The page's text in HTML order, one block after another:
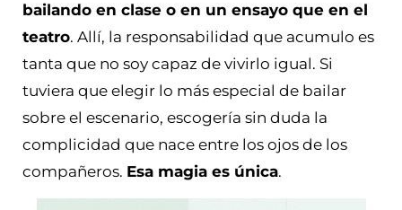
bailando en clase o en un ensayo que en el
teatro. Allí, la responsabilidad que acumulo es
tanta que no soy capaz de vivirlo igual. Si
tuviera que elegir lo más especial de bailar
sobre el escenario, escogería sin duda la
complicidad que nace entre los ojos de los
compañeros. Esa magia es única.